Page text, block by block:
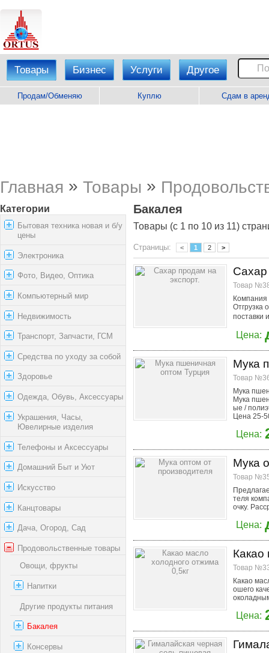
Товары Бизнес Услуги Другое
Продам/Обменяю Куплю Сдам в
Главная » Товары »
Категории
Бытовая техника новая и б/у
цены
Электроника
Фото, Видео, Оптика
Компьютерный мир
Недвижимость
Транспорт, Запчасти, ГСМ
Средства по уходу за собой
Здоровье
Одежда, Обувь, Аксессуары
Украшения, Часы,
Ювелирные изделия
Телефоны и Аксессуары
Домашний Быт и Уют
Искусство
Канцтовары
Дача, Огород, Сад
Продовольственные товары
Овощи, фрукты
Напитки
Другие продукты питания
Бакалея
Консервы
Бакалея
Товары (с 1 по 10 из 11)
Страницы: < 1 2 >
Товар
Компания
Отгрузка
поставки
Цена:
Мука
Товар
Мука
Мука
ые /
Цена 25-
Цена:
Мука
Товар
теля
очку.
Цена:
Какао
Товар
Какао
ошего
Цена: